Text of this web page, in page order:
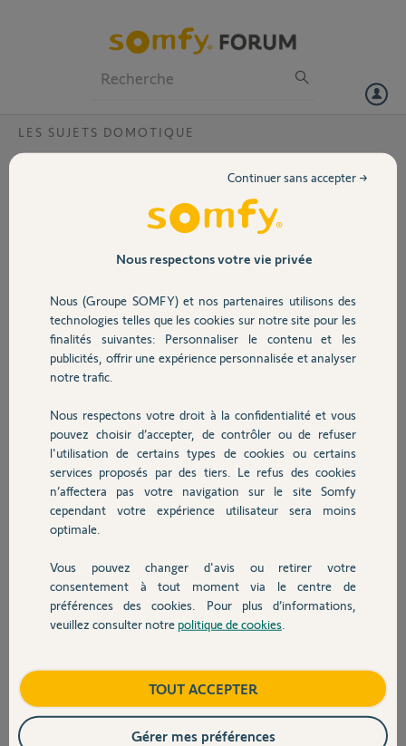
Volet
Sécurité
Domotique
Chauffage
Autres produits
Devis avec un pro
Contact
LES SUJETS DOMOTIQUE
Je voudrais savoir pourquoi mon agenda ne fonctionne jamais le
vendredi alors que le reste de la semaine tout fonctionne
Es ce une histoire de mise à jour ?
Johnathan B.
il y a plus de 8 ans
Participer au fil de discussion
Réponses
Bonjour
Vous parlez de le fonction agenda de Tahoma ?
Oui exactement
Johnathan B. il y a plus de 8 ans
Nous respectons votre vie privée
Nous (Groupe SOMFY) et nos partenaires utilisons des
technologies telles que les cookies sur notre site pour les
finalités suivantes: Personnaliser le contenu et les
publicités, offrir une expérience personnalisée et analyser
notre trafic.
Nous respectons votre droit à la confidentialité et vous
pouvez choisir d’accepter, de contrôler ou de refuser
l'utilisation de certains types de cookies ou certains
services proposés par des tiers. Le refus des cookies
n’affectera pas votre navigation sur le site Somfy
cependant votre expérience utilisateur sera moins
optimale.
Vous pouvez changer d'avis ou retirer votre
consentement à tout moment via le centre de
préférences des cookies. Pour plus d’informations,
veuillez consulter notre politique de cookies
Continuer sans accepter →
TOUT ACCEPTER
Gérer mes préférences